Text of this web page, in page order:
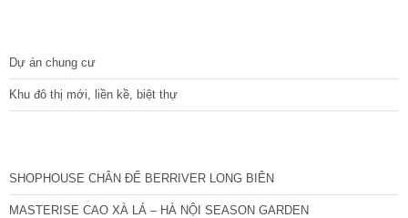
Dự án chung cư
Khu đô thị mới, liền kề, biệt thự
SHOPHOUSE CHÂN ĐẾ BERRIVER LONG BIÊN
MASTERISE CAO XÀ LÁ – HÀ NỘI SEASON GARDEN